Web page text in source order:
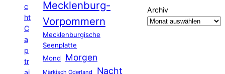
c
ht
C
a
p
tr
Mecklenburg-
Vorpommern
Mecklenburgische
Seenplatte
Mond
Morgen
Märkisch Oderland Nacht
Archiv